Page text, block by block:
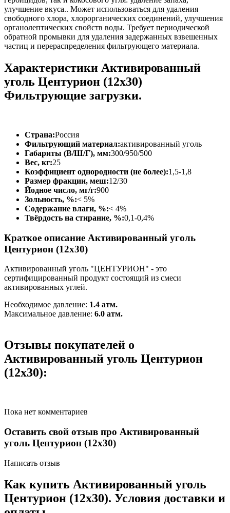
улучшение вкуса.. Может использоваться для удаления
свободного хлора, хлорорганических соединений, улучшения
органолептических свойств воды. Требует периодической
обратной промывки для удаления задержанных взвешенных
частиц и перераспределения фильтрующего материала.
Характеристики Активированный
уголь Центурион (12х30)
Фильтрующие загрузки.
Страна:Россия
Фильтрующий материал:активированный уголь
Габариты (В/Ш/Г), мм:300/950/500
Вес, кг:25
Коэффициент однородности (не более):1,5-1,8
Размер фракции, меш:12/30
Йодное число, мг/г:900
Зольность, %:< 5%
Содержание влаги, %:< 4%
Твёрдость на стирание, %:0,1-0,4%
Краткое описание Активированный уголь
Центурион (12х30)
Активированный уголь "ЦЕНТУРИОН" - это
сертифицированный продукт состоящий из смеси
активированных углей.
Необходимое давление: 1.4 атм.
Максимальное давление: 6.0 атм.
Отзывы покупателей о
Активированный уголь Центурион
(12х30):
Пока нет комментариев
Оставить свой отзыв про Активированный
уголь Центурион (12х30)
Написать отзыв
Как купить Активированный уголь
Центурион (12х30). Условия доставки и